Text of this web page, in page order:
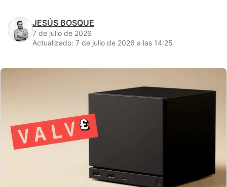
JESÚS BOSQUE
7 de julio de 2026
Actualizado: 7 de julio de 2026 a las 14:25